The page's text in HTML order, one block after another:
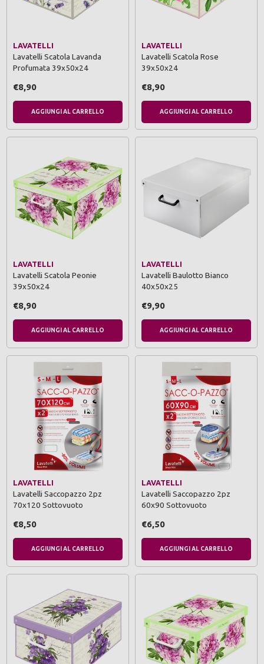
LAVATELLI
Lavatelli Scatola Lavanda
Profumata 39x50x24
€8,90
AGGIUNGI AL CARRELLO
LAVATELLI
Lavatelli Scatola Rose
39x50x24
€8,90
AGGIUNGI AL CARRELLO
LAVATELLI
Lavatelli Scatola Peonie
39x50x24
€8,90
AGGIUNGI AL CARRELLO
LAVATELLI
Lavatelli Baulotto Bianco
40x50x25
€9,90
AGGIUNGI AL CARRELLO
LAVATELLI
Lavatelli Saccopazzo 2pz
70x120 Sottovuoto
€8,50
AGGIUNGI AL CARRELLO
LAVATELLI
Lavatelli Saccopazzo 2pz
60x90 Sottovuoto
€6,50
AGGIUNGI AL CARRELLO